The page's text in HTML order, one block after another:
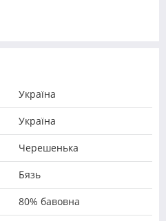
Україна
Україна
Черешенька
Бязь
80% бавовна